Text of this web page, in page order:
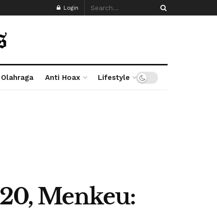
Login
Olahraga Anti Hoax Lifestyle
Menkeu: